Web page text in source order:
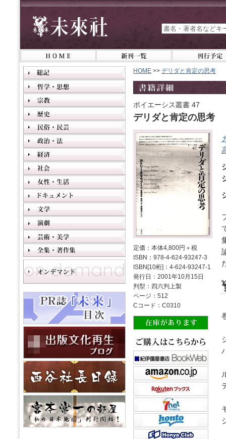
HOME >> デリダと肯定の思考
ポイエーシス叢書 47
デリダと肯定の思考
定価：本体4,800円＋税
ISBN：978-4-624-93247-3
ISBN[10桁]：4-624-93247-1
発行日：2001年10月15日
判型：四六判上製
ページ：512
Cコード：C0310